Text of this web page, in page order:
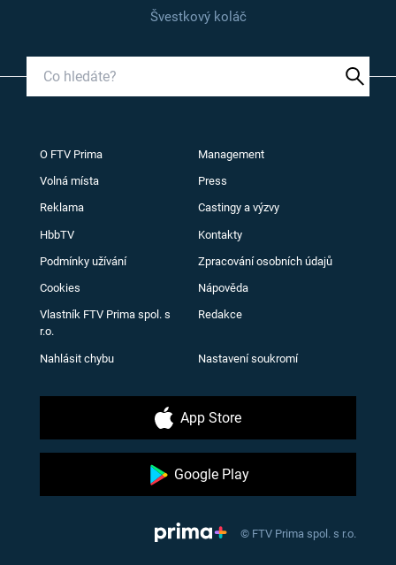
Švestkový koláč
O FTV Prima Management
Volná místa Press
Reklama Castingy a výzvy
HbbTV Kontakty
Podmínky užívání Zpracování osobních údajů
Cookies Nápověda
Vlastník FTV Prima spol. s
r.o.
Redakce
Nahlásit chybu Nastavení soukromí
App Store
Google Play
© FTV Prima spol. s r.o.